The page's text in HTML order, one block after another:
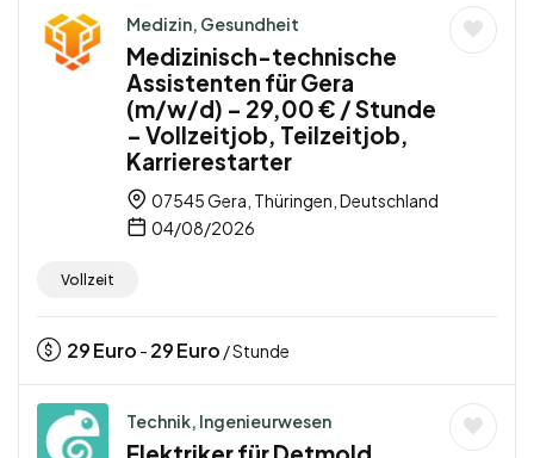
Medizin, Gesundheit
Medizinisch-technische
Assistenten für Gera
(m/w/d) – 29,00 € / Stunde
– Vollzeitjob, Teilzeitjob,
Karrierestarter
07545 Gera, Thüringen, Deutschland
04/08/2026
Vollzeit
29Euro - 29Euro / Stunde
Technik, Ingenieurwesen